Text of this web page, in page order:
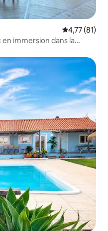
Évaluation
4,77 (81)
en immersion dans la